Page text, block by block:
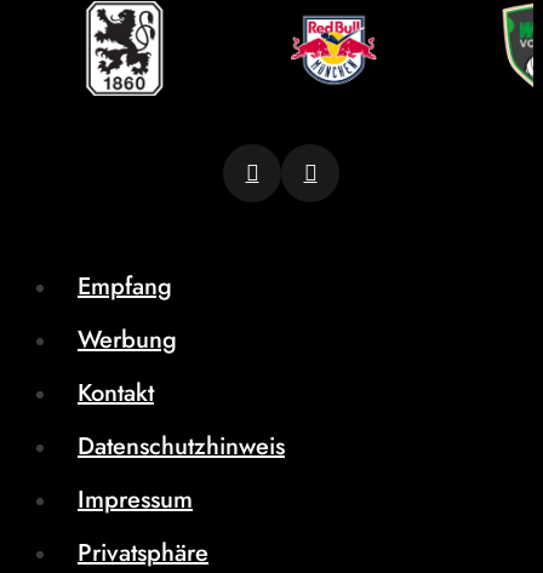
Empfang
Werbung
Kontakt
Datenschutzhinweis
Impressum
Privatsphäre